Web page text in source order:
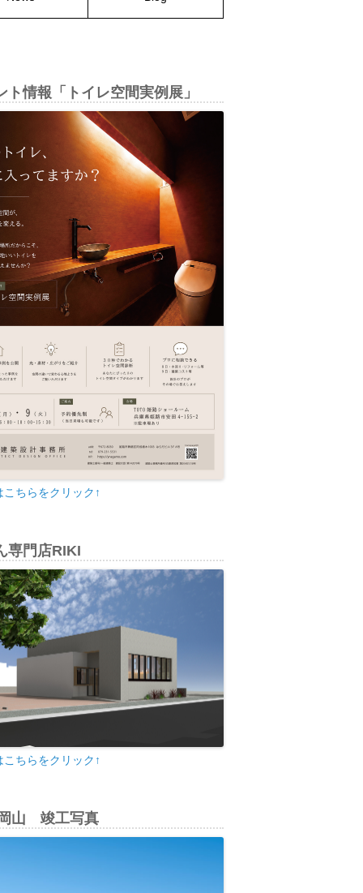
ト情報「トイレ空間実例展」
こちらをクリック↑
専門店RIKI
こちらをクリック↑
山 竣工写真